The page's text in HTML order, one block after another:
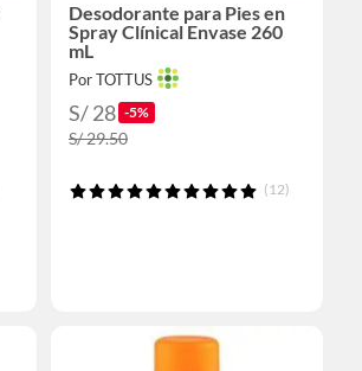
Desodorante para Pies en
Spray Clínical Envase 260
mL
Por TOTTUS
S/ 28 -5%
S/ 29.50
(12)